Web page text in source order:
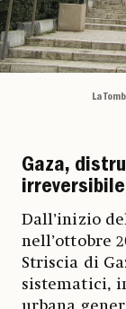
La
Gaza,
irreversibile
Dall’inizio
nell’ottobre
Striscia di
sistematici,